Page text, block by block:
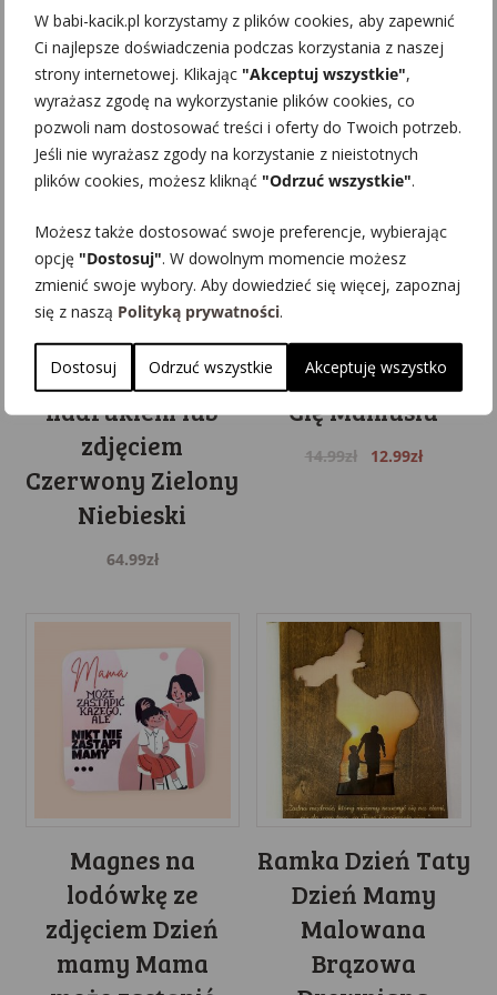
W babi-kacik.pl korzystamy z plików cookies, aby zapewnić
Ci najlepsze doświadczenia podczas korzystania z naszej
strony internetowej. Klikając "Akceptuj wszystkie",
wyrażasz zgodę na wykorzystanie plików cookies, co
pozwoli nam dostosować treści i oferty do Twoich potrzeb.
Jeśli nie wyrażasz zgody na korzystanie z nieistotnych
plików cookies, możesz kliknąć "Odrzuć wszystkie".
Możesz także dostosować swoje preferencje, wybierając
opcję "Dostosuj". W dowolnym momencie możesz
zmienić swoje wybory. Aby dowiedzieć się więcej, zapoznaj
się z naszą Polityką prywatności.
Dostosuj Odrzuć wszystkie Akceptuję wszystko
price
was:
55.00zł.
price
is:
45.00zł.
price
was:
70.00zł.
price
is:
Zestaw Fartuch i
Śliniak z
dowolnym
nadrukiem lub
zdjęciem
Czerwony Zielony
Niebieski
64.99zł
lodówkę Dzień
mamy Kocham
Cię Mamusiu
14.99zł
Original
12.99złCurrent
Magnes na
lodówkę ze
zdjęciem Dzień
mamy Mama
Ramka Dzień Taty
Dzień Mamy
Malowana
Brązowa